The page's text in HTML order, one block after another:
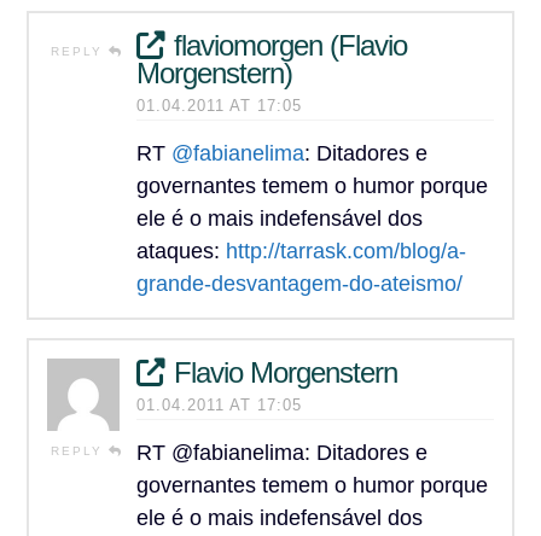
REPLY
flaviomorgen (Flavio
Morgenstern)
01.04.2011 AT 17:05
RT @fabianelima: Ditadores e
governantes temem o humor porque
ele é o mais indefensável dos
ataques: http://tarrask.com/blog/a-
grande-desvantagem-do-ateismo/
REPLY
Flavio Morgenstern
01.04.2011 AT 17:05
RT @fabianelima: Ditadores e
governantes temem o humor porque
ele é o mais indefensável dos